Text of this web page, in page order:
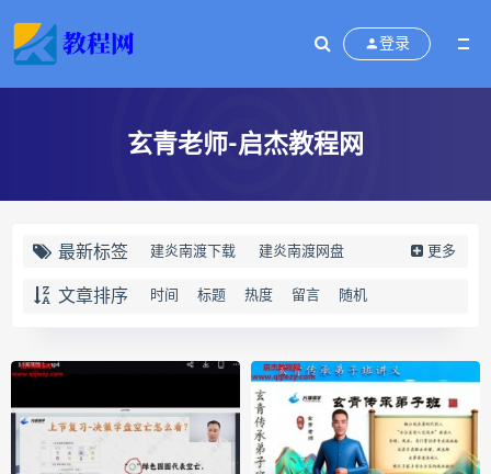
登录
玄青老师-启杰教程网
最新标签 建炎南渡下载 建炎南渡网盘
建炎南渡epub 建炎南渡mobi
终身写作让人生有更多可能下载
终身写作让人生有更多可能网盘
终身写作让人生有更多可能epub
更多
文章排序 时间 标题 热度 留言 随机